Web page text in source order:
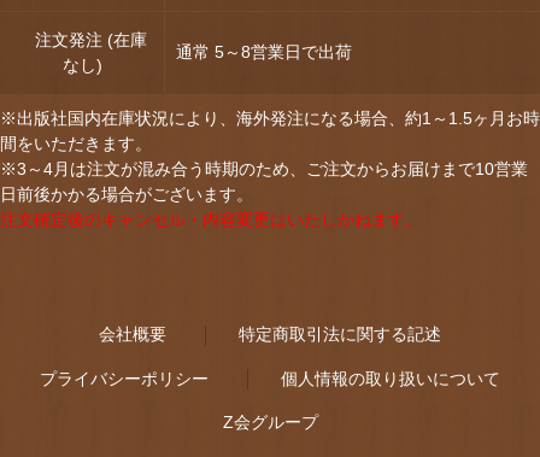
注文発注 (在庫
なし)
通常 5～8営業日で出荷
※出版社国内在庫状況により、海外発注になる場合、約1～1.5ヶ月お時
間をいただきます。
※3～4月は注文が混み合う時期のため、ご注文からお届けまで10営業
日前後かかる場合がございます。
注文確定後のキャンセル・内容変更はいたしかねます。
会社概要 特定商取引法に関する記述
プライバシーポリシー 個人情報の取り扱いについて
Z会グループ